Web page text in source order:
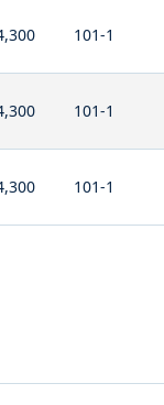
101-1
101-1
101-1